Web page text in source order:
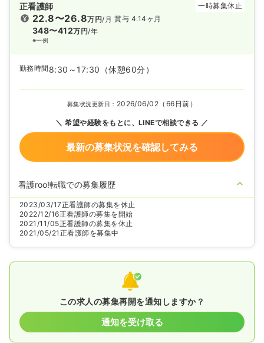
正看護師 一時募集休止
22.8〜26.8万円/月
348〜412万円/年
※一例
賞与 4.14ヶ月
勤務時間 8:30～17:30 （休憩60分）
募集状況更新日： 2026/06/02（66日前）
希望や経験をもとに、LINEで相談できる
最新の募集状況を確認してみる
看護roo!転職での募集履歴
2023/03/17正看護師の募集を休止
2022/12/16正看護師の募集を開始
2021/11/05正看護師の募集を休止
2021/05/21 正看護師を募集中
この求人の募集再開を通知しますか？
通知を受け取る